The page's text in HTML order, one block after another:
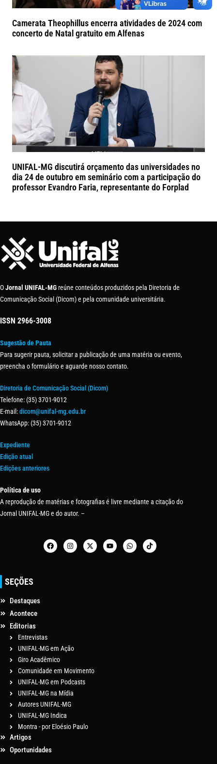
Camerata Theophillus encerra atividades de 2024 com
concerto de Natal gratuito em Alfenas
UNIFAL-MG discutirá orçamento das universidades no
dia 24 de outubro em seminário com a participação do
professor Evandro Faria, representante do Forplad
OJornal UNIFAL-MG reúne conteúdos produzidos pela Diretoria de
Comunicação Social (Dicom) e pela comunidade universitária.
ISSN 2966-3008
Sugestão de Pauta
Para sugerir pauta, solicitar a publicação de uma matéria ou evento,
preencha o formulário e aguarde nosso contato.
Diretoria de Comunicação Social (Dicom)
Telefone: (35) 3701-9012
E-mail:dicom@unifal-mg.edu.br
WhatsApp: (35) 3701-9012
Expediente
Edição atual
Edições anteriores
Política de uso
A reprodução de matérias e fotografias é livre mediante a citação do
Jornal UNIFAL-MG e do autor. –
SEÇÕES
Destaques
Acontece
Editorias
Entrevistas
UNIFAL-MG em Ação
Giro Acadêmico
Comunidade em Movimento
UNIFAL-MG em Podcasts
UNIFAL-MG na Mídia
Autores UNIFAL-MG
UNIFAL-MG Indica
Montra - por Eloésio Paulo
Artigos
Oportunidades